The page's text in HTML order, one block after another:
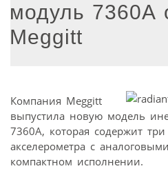
модуль 7360А
Meggitt
Компания Meggitt
выпустила новую модель
7360А, которая содержит
акселерометра с
компактном исполнении.